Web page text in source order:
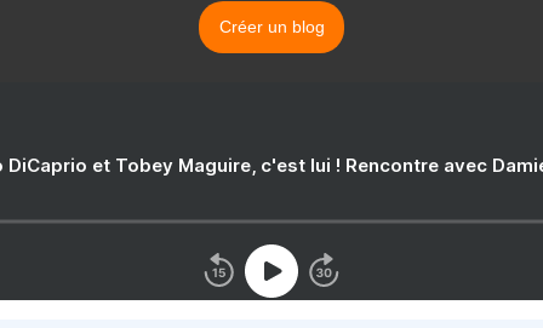
Créer un blog
DiCaprio et Tobey Maguire, c'est lui ! Rencontre avec